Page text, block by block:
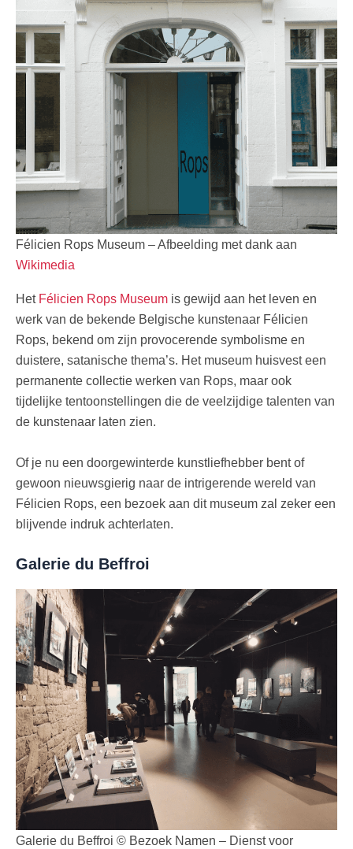
Félicien Rops Museum – Afbeelding met dank aan
Wikimedia
Het Félicien Rops Museum is gewijd aan het leven en
werk van de bekende Belgische kunstenaar Félicien
Rops, bekend om zijn provocerende symbolisme en
duistere, satanische thema’s. Het museum huisvest een
permanente collectie werken van Rops, maar ook
tijdelijke tentoonstellingen die de veelzijdige talenten van
de kunstenaar laten zien.
Of je nu een doorgewinterde kunstliefhebber bent of
gewoon nieuwsgierig naar de intrigerende wereld van
Félicien Rops, een bezoek aan dit museum zal zeker een
blijvende indruk achterlaten.
Galerie du Beffroi
Galerie du Beffroi © Bezoek Namen – Dienst voor